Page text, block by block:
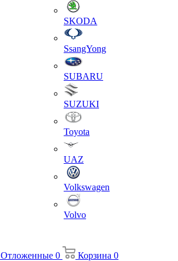
SKODA
SsangYong
SUBARU
SUZUKI
Toyota
UAZ
Volkswagen
Volvo
Отложенные 0 Корзина 0